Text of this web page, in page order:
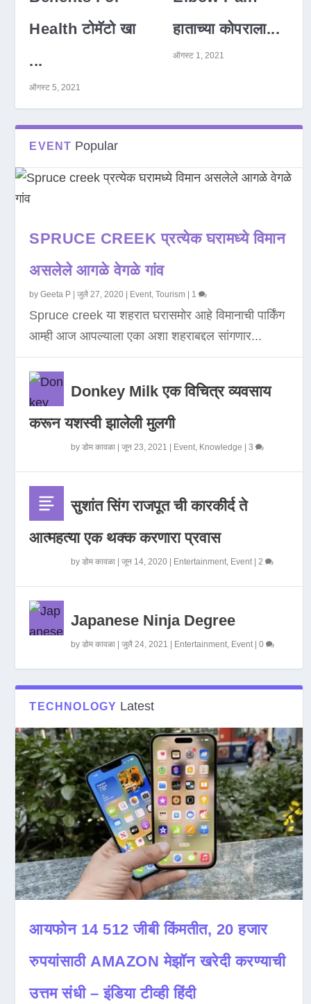
Health टोमॅटो खा
...
ऑगस्ट 5, 2021
हाताच्या कोपराला...
ऑगस्ट 1, 2021
EVENT Popular
SPRUCE CREEK प्रत्येक घरामध्ये विमान
असलेले आगळे वेगळे गांव
byGeeta P |जुलै 27, 2020 Event,Tourism 1
Spruce creek या शहरात घरासमोर आहे विमानाची पार्किंग
आम्ही आज आपल्याला एका अशा शहराबद्दल सांगणार...
Donkey Milk एक विचित्र व्यवसाय
करून यशस्वी झालेली मुलगी
byडोम कावळा |जून 23, 2021 Event, Knowledge |3
सुशांत सिंग राजपूत ची कारकीर्द ते
आत्महत्या एक थक्क करणारा प्रवास
byडोम कावळा |जून 14, 2020 Entertainment, Event|2
Japanese Ninja Degree
byडोम कावळा |जुलै 24, 2021 Entertainment, Event|0
TECHNOLOGY Latest
आयफोन 14 512 जीबी किंमतीत, 20 हजार
रुपयांसाठी AMAZON मेझॉन खरेदी करण्याची
उत्तम संधी – इंडिया टीव्ही हिंदी